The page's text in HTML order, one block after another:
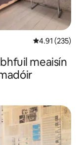
Meánrátáil
4.91 (235)
meaisín